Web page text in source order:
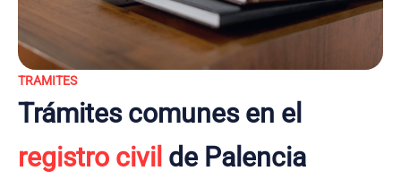
TRAMITES
Trámites comunes en el
registro civil de Palencia